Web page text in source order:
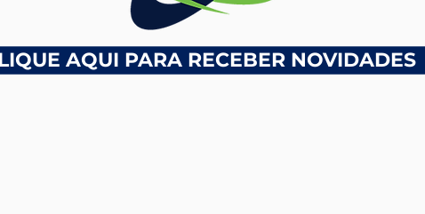
AQUI PARA RECEBER NOVIDADES